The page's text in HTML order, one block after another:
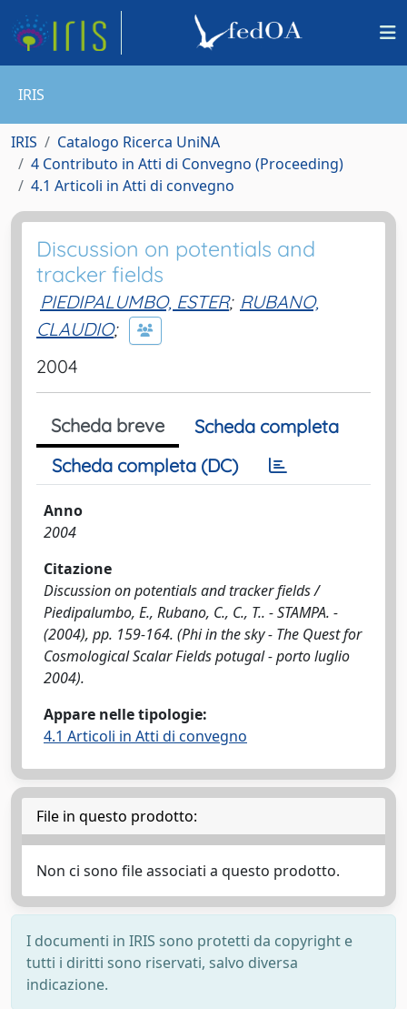
IRIS
IRIS
Catalogo Ricerca UniNA
4 Contributo in Atti di Convegno (Proceeding)
4.1 Articoli in Atti di convegno
Discussion on potentials and
tracker fields
PIEDIPALUMBO, ESTER; RUBANO,
CLAUDIO;
2004
Scheda breve
Scheda completa
Scheda completa (DC)
Anno
2004
Citazione
Discussion on potentials and tracker fields /
Piedipalumbo, E., Rubano, C., C., T.. - STAMPA. -
(2004), pp. 159-164. (Phi in the sky - The Quest for
Cosmological Scalar Fields potugal - porto luglio
2004).
Appare nelle tipologie:
4.1 Articoli in Atti di convegno
File in questo prodotto:
Non ci sono file associati a questo prodotto.
I documenti in IRIS sono protetti da copyright e
tutti i diritti sono riservati, salvo diversa
indicazione.